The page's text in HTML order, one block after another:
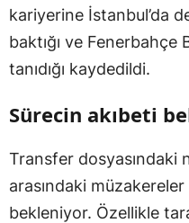
kariyerine İstanbul’da
baktığı ve Fenerbahçe
tanıdığı kaydedildi.
Sürecin akıbeti
Transfer dosyasındaki
arasındaki
bekleniyor. Özellikle